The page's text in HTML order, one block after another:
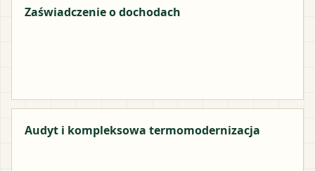
Zaświadczenie o dochodach
Audyt i kompleksowa termomodernizacja